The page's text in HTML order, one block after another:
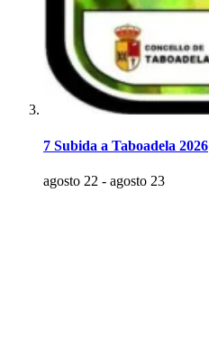
7 Subida a Taboadela 2026
agosto 22 - agosto 23